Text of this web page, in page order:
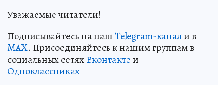
Уважаемые читатели!
Подписывайтесь на нашTelegram-канали в
MAX. Присоединяйтесь к нашим группам в
социальных сетяхВконтактеи
Одноклассниках